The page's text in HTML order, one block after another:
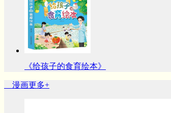
《给孩子的食育绘本》
漫画更多+